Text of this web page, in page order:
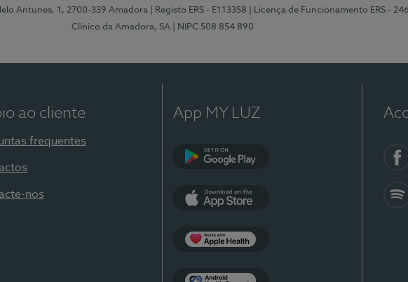
Antunes, 1, 2700-339 Amadora | Registo ERS - E113358 | Licença de Funcionamento ERS -
Clínico da Amadora, SA
| NIPC 508 854 890
ao cliente
frequentes
nos
App MY LUZ